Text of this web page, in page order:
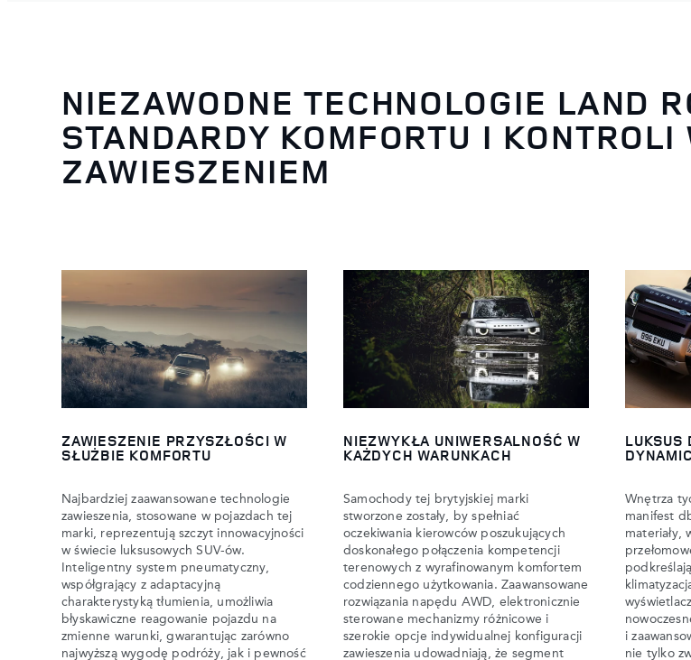
NIEZAWODNE TECHNOLOGIE LAND
STANDARDY KOMFORTU I
ZAWIESZENIEM
ZAWIESZENIE PRZYSZŁOŚCI W
SŁUŻBIE KOMFORTU
Najbardziej zaawansowane technologie
zawieszenia, stosowane w pojazdach tej
marki, reprezentują szczyt innowacyjności
w świecie luksusowych SUV-ów.
Inteligentny system pneumatyczny,
współgrający z adaptacyjną
charakterystyką tłumienia, umożliwia
błyskawiczne reagowanie pojazdu na
zmienne warunki, gwarantując zarówno
najwyższą wygodę podróży, jak i pewność
NIEZWYKŁA UNIWERSALNOŚĆ W
KAŻDYCH WARUNKACH
Samochody tej brytyjskiej marki
stworzone zostały, by spełniać
oczekiwania kierowców poszukujących
doskonałego połączenia kompetencji
terenowych z wyrafinowanym komfortem
codziennego użytkowania. Zaawansowane
rozwiązania napędu AWD, elektronicznie
sterowane mechanizmy różnicowe i
szerokie opcje indywidualnej konfiguracji
zawieszenia udowadniają, że segment
LUKSUS
Wnętrza
manifest
materiały,
i
nie tylko